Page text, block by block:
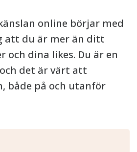
online börjar med
att du är mer än ditt
och dina likes. Du är en
det är värt att
både på och utanför